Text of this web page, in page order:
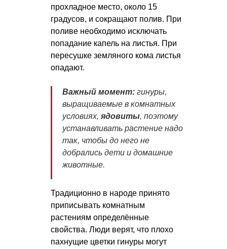
прохладное место, около 15
градусов, и сокращают полив. При
поливе необходимо исключать
попадание капель на листья. При
пересушке земляного кома листья
опадают.
Важный момент: гинуры,
выращиваемые в комнатных
условиях, ядовиты, поэтому
устанавливать растение надо
так, чтобы до него не
добрались дети и домашние
животные.
Традиционно в народе принято
приписывать комнатным
растениям определённые
свойства. Люди верят, что плохо
пахнущие цветки гинуры могут